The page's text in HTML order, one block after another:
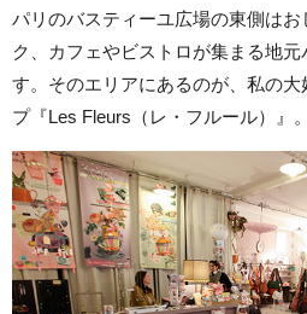
パリのバスティーユ広場の東側は
ク、カフェやビストロが集まる地
す。そのエリアにあるのが、私の
プ『Les Fleurs（レ・フルール）』。